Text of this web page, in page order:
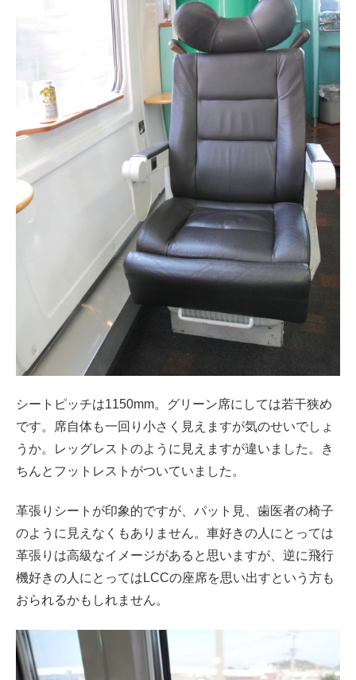
シートピッチは1150mm。グリーン席にしては若干狭め
です。席自体も一回り小さく見えますが気のせいでしょ
うか。レッグレストのように見えますが違いました。き
ちんとフットレストがついていました。
革張りシートが印象的ですが、パット見、歯医者の椅子
のように見えなくもありません。車好きの人にとっては
革張りは高級なイメージがあると思いますが、逆に飛行
機好きの人にとってはLCCの座席を思い出すという方も
おられるかもしれません。